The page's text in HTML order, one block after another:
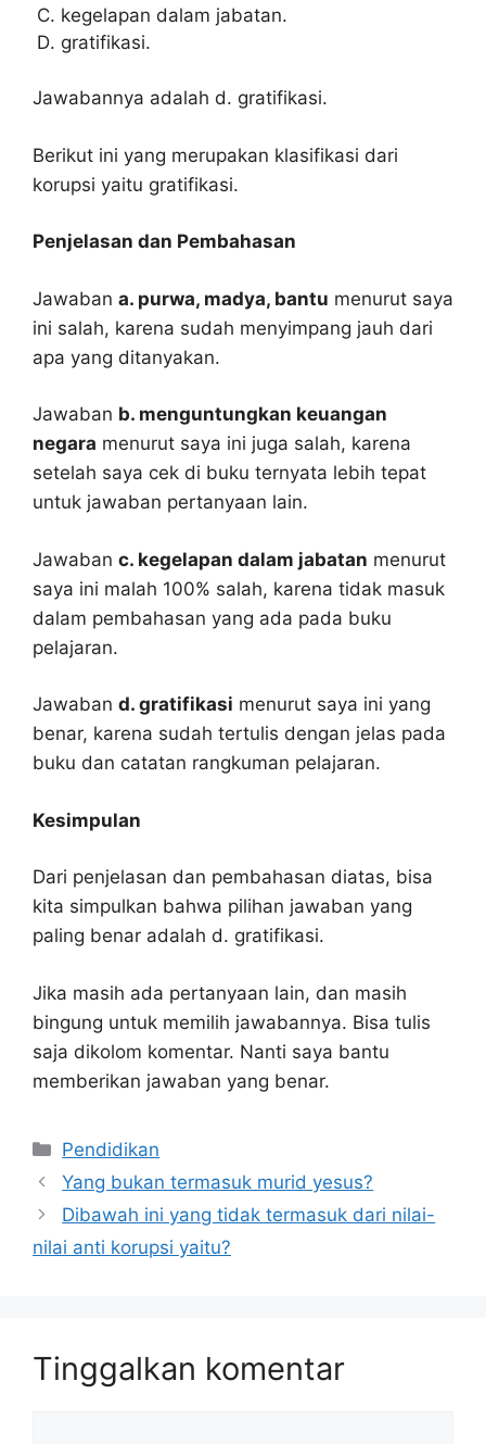
kegelapan dalam jabatan.
gratifikasi.
Jawabannya adalah d. gratifikasi.
Berikut ini yang merupakan klasifikasi dari
korupsi yaitu gratifikasi.
Penjelasan dan Pembahasan
Jawaban a. purwa, madya, bantu menurut saya
ini salah, karena sudah menyimpang jauh dari
apa yang ditanyakan.
Jawaban b. menguntungkan keuangan
negara menurut saya ini juga salah, karena
setelah saya cek di buku ternyata lebih tepat
untuk jawaban pertanyaan lain.
Jawaban c. kegelapan dalam jabatan menurut
saya ini malah 100% salah, karena tidak masuk
dalam pembahasan yang ada pada buku
pelajaran.
Jawaban d. gratifikasi menurut saya ini yang
benar, karena sudah tertulis dengan jelas pada
buku dan catatan rangkuman pelajaran.
Kesimpulan
Dari penjelasan dan pembahasan diatas, bisa
kita simpulkan bahwa pilihan jawaban yang
paling benar adalah d. gratifikasi.
Jika masih ada pertanyaan lain, dan masih
bingung untuk memilih jawabannya. Bisa tulis
saja dikolom komentar. Nanti saya bantu
memberikan jawaban yang benar.
Kategori
Pendidikan
Yang bukan termasuk murid yesus?
Dibawah ini yang tidak termasuk dari nilai-
nilai anti korupsi yaitu?
Tinggalkan komentar